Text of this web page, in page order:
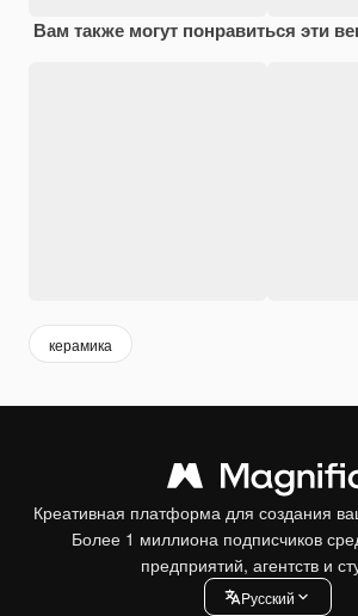
Вам также могут понравиться эти
керамика
Креативная платформа для создания
Более 1 миллиона подписчиков
предприятий, агентств и
Pусский